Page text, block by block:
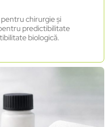
chirurgie și
predictibilitate
biologică.